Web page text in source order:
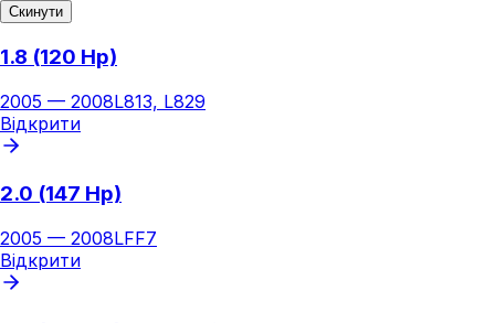
Скинути
1.8 (120 Hp)
2005 — 2008L813, L829
Відкрити
2.0 (147 Hp)
2005 — 2008LFF7
Відкрити